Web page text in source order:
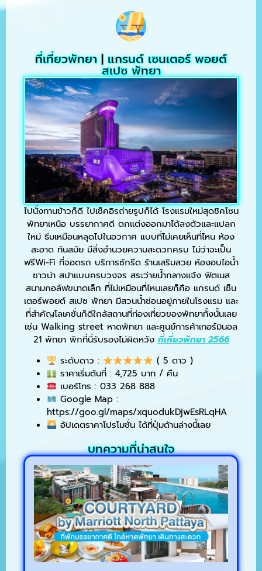
ที่เที่ยวพัทยา | แกรนด์ เซนเตอร์ พอยต์
สเปซ พัทยา
ไปนั่งทานข้าวก็ดี ไปเช็คอิรถ่ายรูปก็ได้ โรงแรมใหม่สุดชิคโซน
พัทยาเหนือ บรรยากาศดี ตกแต่งออกมาได้ลงตัวและแปลก
ใหม่ ธีมเหมือนหลุดไปในอวกาศ แบบที่ไม่เคยเห็นที่ไหน ห้อง
สะอาด ทันสมัย มีสิ่งอำนวยความสะดวกครบ ไม่ว่าจะเป็น
ฟรีWi-Fi ที่จอดรถ บริการซักรีด ร้านเสริมสวย ห้องอบไอน้ำ
ซาวน่า สปาแบบครบวงจร สระว่ายน้ำกลางแจ้ง ฟิตเนส
สนามกอล์ฟขนาดเล็ก ที่ไม่เหมือนที่ไหนเลยก็คือ แกรนด์ เซ็น
เตอร์พอยต์ สเปซ พัทยา มีสวนน้ำซ่อนอยู่ภายในโรงแรม และ
ที่สำคัญโลเคชั่นก็ดีใกล้สถานที่ท่องเที่ยวของพัทยาทั้งนั้นเลย
เช่น Walking street หาดพัทยา และศูนย์การค้าเทอร์มินอล
21 พัทยา พักที่นี่รับรองไม่ผิดหวัง ที่เที่ยวพัทยา 2566
ระดับดาว :
( 5 ดาว )
ราคาเริ่มต้นที่ : 4,725 บาท / คืน
เบอร์โทร : 033 268 888
Google Map :
https://goo.gl/maps/xquodukDjwEsRLqHA
อัปเดตราคาโปรโมชั่น ได้ที่ปุ่มด้านล่างนี้เลย
บทความที่น่าสนใจ